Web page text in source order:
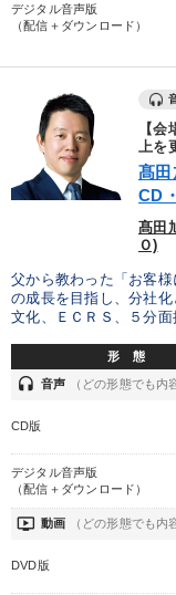
デジタル音声版
（配信＋ダウンロード）
【
上を
髙田
CD
髙田
Ｏ)
父から教わった「お客
の成長を目指し、分社
文化、ＥＣＲＳ、５分
形 態
headset 音声 （どの形態でも内
CD版
デジタル音声版
（配信＋ダウンロード）
ondemand_video 動画 （どの形態でも内
DVD版